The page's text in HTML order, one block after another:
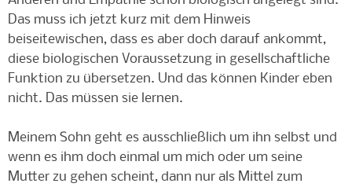
Das muss ich jetzt kurz mit dem Hinweis
beiseitewischen, dass es aber doch darauf ankommt,
diese biologischen Voraussetzung in gesellschaftliche
Funktion zu übersetzen. Und das können Kinder eben
nicht. Das müssen sie lernen.
Meinem Sohn geht es ausschließlich um ihn selbst und
wenn es ihm doch einmal um mich oder um seine
Mutter zu gehen scheint, dann nur als Mittel zum